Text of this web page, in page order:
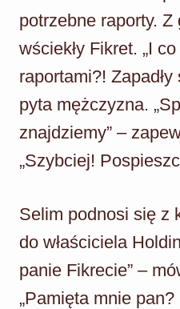
potrzebne raporty.
wściekły Fikret. „I
raportami?!
pyta mężczyzna.
znajdziemy” –
„Szybciej!
Selim podnosi się z
do właściciela
panie Fikrecie” –
„Pamięta mnie